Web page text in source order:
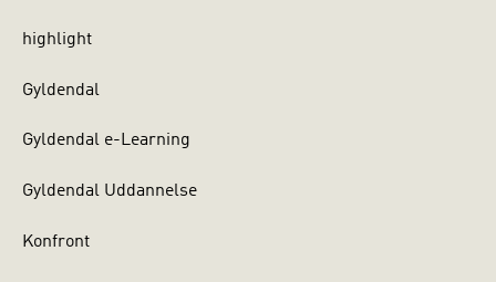
highlight
Gyldendal
Gyldendal e-Learning
Gyldendal Uddannelse
Konfront